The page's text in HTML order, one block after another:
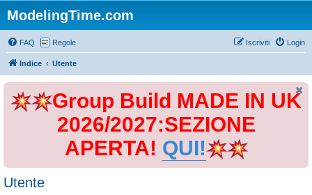
ModelingTime.com
FAQ Regole Login
Iscriviti
Indice Utente
Group Build MADE IN UK
2026/2027:SEZIONE
APERTA! QUI!
Utente